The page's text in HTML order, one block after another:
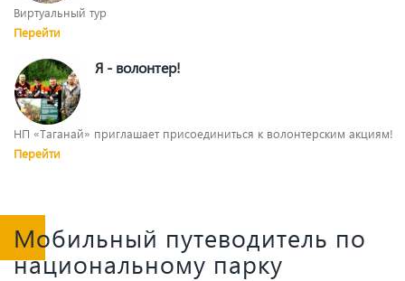
Виртуальный тур
Перейти
Я - волонтер!
НП «Таганай» приглашает присоединиться к волонтерским акциям!
Перейти
Мобильный путеводитель по
национальному парку